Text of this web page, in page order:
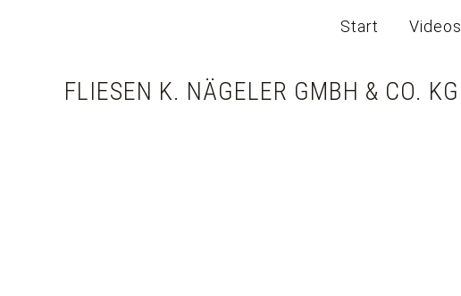
Start Videos
FLIESEN K. NÄGELER GMBH & CO. KG